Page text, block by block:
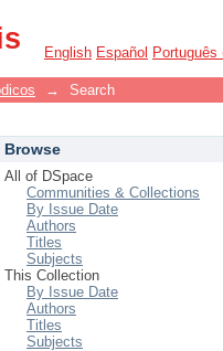
English Español Português
→ Search
Browse
All of DSpace
Communities & Collections
By Issue Date
Authors
Titles
Subjects
This Collection
By Issue Date
Authors
Titles
Subjects